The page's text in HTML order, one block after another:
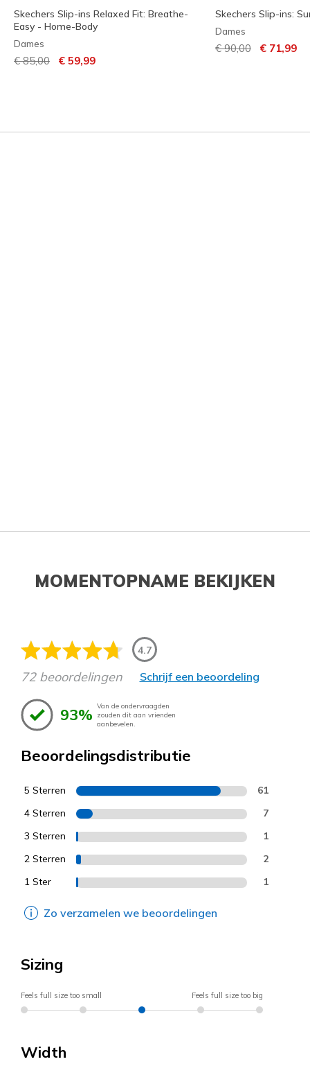
Skechers Slip-ins Relaxed Fit: Breathe-
Easy - Home-Body
Dames
Prijs verlaagd van
€ 85,00 naar
€ 59,99
Skechers Slip-ins:
Dames
Prijs verlaagd van
€ 90,00naar
€ 71,99
MOMENTOPNAME BEKIJKEN
4.7
72 beoordelingen Schrijf een beoordeling
93% Van de ondervraagden
zouden dit aan vrienden
aanbevelen.
Beoordelingsdistributie
5 Sterren 61
4 Sterren 7
3 Sterren 1
2 Sterren 2
1 Ster 1
Zo verzamelen we beoordelingen
Sizing
Feels full size too small Feels full size too big
Width